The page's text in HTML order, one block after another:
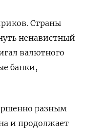
Страны
ненавистный
валютного
банки,
разным
и продолжает